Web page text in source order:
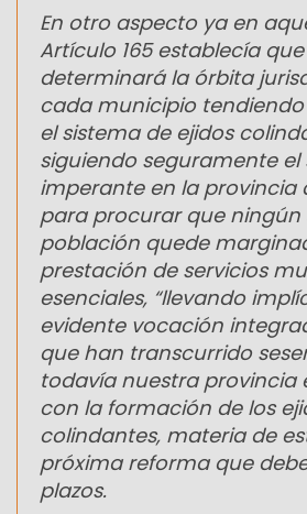
En otro aspecto ya en
Artículo 165 establecía
determinará la órbita
cada municipio
el sistema de ejidos
siguiendo seguramente el
imperante en la provincia
para procurar que ningún
población quede
prestación de servicios
esenciales, “llevando
evidente vocación
que han transcurrido
todavía nuestra provincia
con la formación de los
colindantes, materia de
próxima reforma que
plazos.